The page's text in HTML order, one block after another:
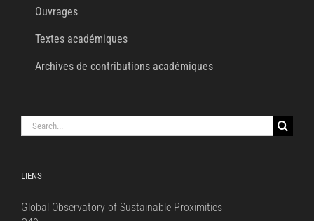
Ouvrages
Textes académiques
Archives de contributions académiques
Search
for:
LIENS
Global Observatory of Sustainable Proximities